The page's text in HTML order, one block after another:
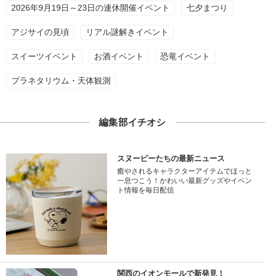
2026年9月19日～23日の連休開催イベント 七夕まつり
アジサイの見頃 リアル謎解きイベント
スイーツイベント お酒イベント 恐竜イベント
プラネタリウム・天体観測
編集部イチオシ
スヌーピーたちの最新ニュース
癒やされるキャラクターアイテムでほっと
一息つこう！かわいい最新グッズやイベン
ト情報を毎日配信
関西のイオンモールで新発見！